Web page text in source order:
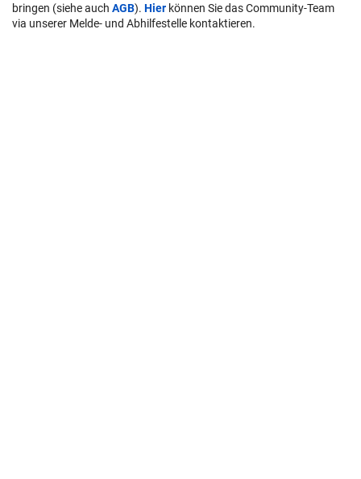
bringen (siehe auch AGB). Hier können Sie das Community-Team
via unserer Melde- und Abhilfestelle kontaktieren.